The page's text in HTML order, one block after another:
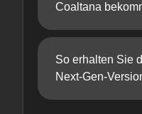
Coaltana
So erhalten Sie
Next-Gen-